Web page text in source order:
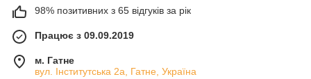
98% позитивних з 65 відгуків за рік
Працює з 09.09.2019
м. Гатне
вул. Інститутська 2а, Гатне, Україна